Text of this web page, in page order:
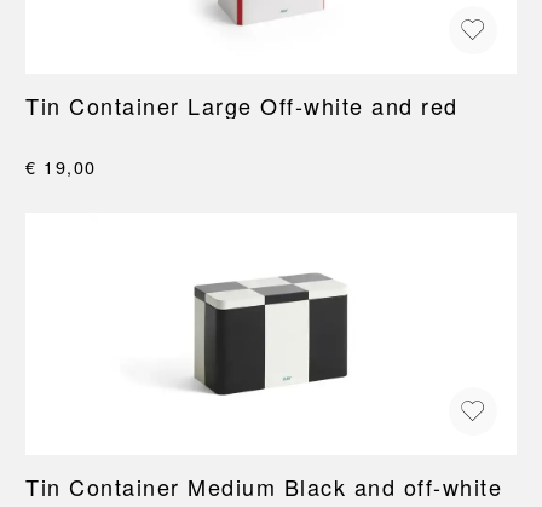
Tin Container Large Off-white and red
€ 19,00
Tin Container Medium Black and off-white